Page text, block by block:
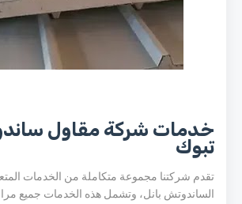
خدمات شركة مقاول
تبوك
تقدم شركتنا مجموعة متكاملة من الخدمات
الساندوتش بانل، وتشمل هذه الخدمات جميع